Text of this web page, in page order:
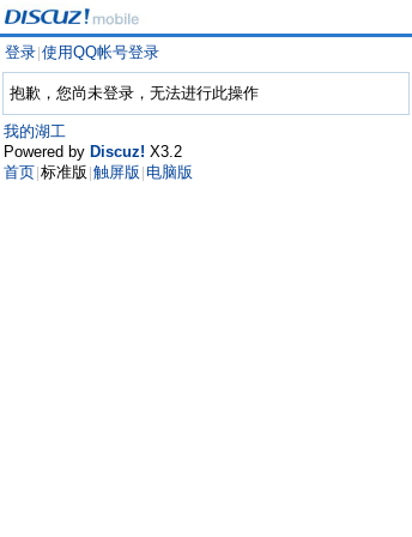
登录 使用QQ帐号登录
抱歉，您尚未登录，无法进行此操作
我的湖工
Powered by Discuz! X3.2
首页 标准版 触屏版 电脑版